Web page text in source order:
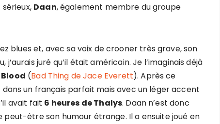
Daan, également membre du groupe
blues et, avec sa voix de crooner très grave, son
juré qu’il était américain. Je l’imaginais déjà
(Bad Thing de Jace Everett). Après ce
un français parfait mais avec un léger accent
avait fait 6 heures de Thalys. Daan n’est donc
peut-être son humour étrange. Il a ensuite joué en